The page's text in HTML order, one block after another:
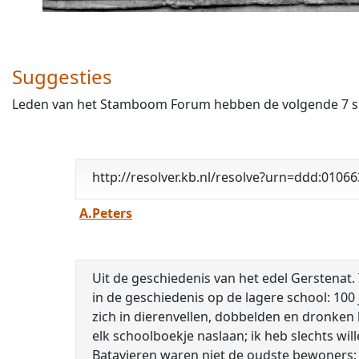
Suggesties
Leden van het Stamboom Forum hebben de volgende 7
http://resolver.kb.nl/
A.Peters
Uit de geschiedenis van het edel Gerstenat. Twee eeuwen brouwerij. Brouwers als watervoorzieners. Bloei en concurrentie in de 19e eeuw. DE eerste lessen in de geschiedenis op de lagere school: 100 j. v. Chr.: de Batavieren komen in ons land! Zjj kwamen in uitgeholde boomstammen den Rijn afzakken, kleeddeD zich in dierenvellen, dobbelden en dronken bier, dat uit gerst werd gestookt.... Neen, ik ga hier niet de ontwikkeling van ons land beschrijven; ge kunt haar in elk schoolboekje naslaan; ik heb slechts willen aantoonen, dat de geschiedenis van het bier In deze landen even oud is als de vaderlandsche historie zelf. De Batavieren waren niet de oudste bewoners; de Kelten leefden al eenige eeuwen eerder in de buurt van den Hondsrug, bij Emmen of daaromtrent. Ook zjj dronken een gerstebrouwsel, dat nogal koppig moet zijn geweest, want er waren hevige drinkgelagen en een verbod van openbare dronkenschap bestond nog niet.... Wie het bier heeft uitgevonden? Niet bekend natuurlijk; het staat niet te lezen in de oude runenteekens. Het zal wel bij toeval zyn ontdekt door een Keltische vrouw — want de vrouwen deden het werk — en wellicht kenden de oermenschen al een drank, die er op leek. Overigens weten wij van de oudste geschiedenis van het bier niet veel af; brouwerijen, die een massa-product leverden, waren er nog niet, die kwamen pas veel later.... * • * Volgens Wagenaar zijn er te Amsterdam •waarschijnlijk reeds in de dertiende eeuw bierbrouwerijen geweest, maar het is niet zeker, dat men er toen reeds een „nering" van had gemaakt. Wellicht werd nog uitsluitend gebrouwen voor eigen gebruik. Reeds vóór 1304 echter vorderde de graaf een „gruitgeld" te Amsterdam, dat werd betaald door allen, die bier brouwden, hetzij ten behoeve van eigen gezin, hetzij als bedrijf. Er wareD dus in het begin van de veertiende eeuw brouwerijen als bedrijf. Zoo lang het water in de grachten der stad nog „zuiver en zoet genoeg" was — zoon tijd schijnt er te zijn geweest! — om er spijzen in te koken, hebben de ingezetenen er hun bier mee gebrouwen. In 1484 geschiedde het nog op die wijze, zooals blijkt uit een keur, waarbij de accijns op bier werd yerhoogd. Later Is het brouwen met grachtwater echter uitdrukkelijk verboden, vermoedelijk op hygiënische gronden. Slechts voor „scherpbier" was het grachtwater nog toegestaan. Wagenaar gebruikt het woord „scherpbier", doch hij bedoelde wellicht scherbier of scharrebier, dat juist heelemaaï niet „scherp" was, maar nogal een laf vocht. Blijkbaar was yoor dit huisbrouwsel eerst geen accijns verschuldigd, later wel, maar er waren heel wat Clandestiene brouwerijtjes en er werd veel belastig ontdoken — dat euvel is ook al oud — zoodat nieuwe keuren werden uitgevaardigd, waarin